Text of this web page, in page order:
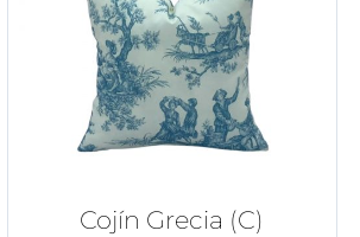
Cojín Grecia (C)